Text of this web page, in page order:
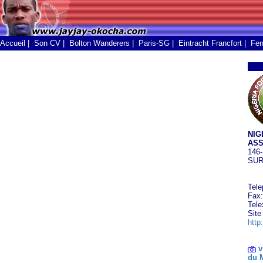
Accueil
Son CV Bolton Wanderers Paris-SG Eintracht Francfort
Site
du